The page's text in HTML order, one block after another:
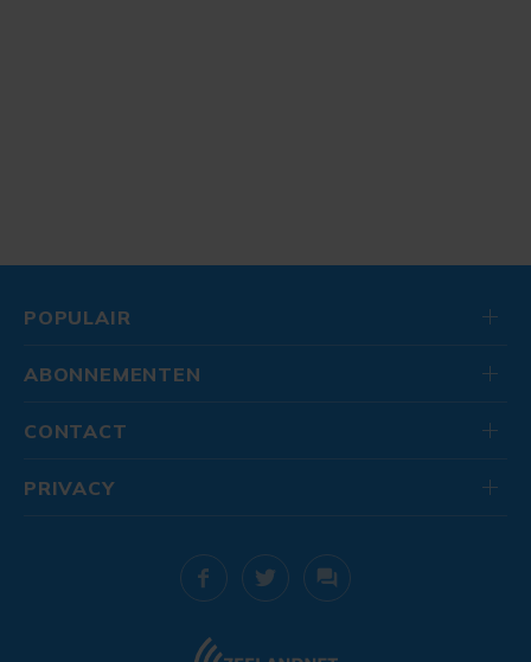
POPULAIR
ABONNEMENTEN
CONTACT
PRIVACY